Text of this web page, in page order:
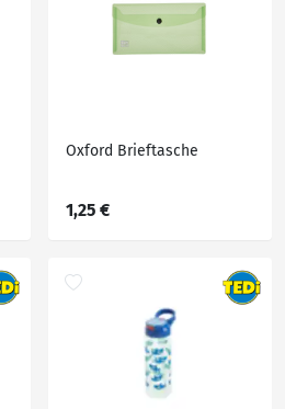
Oxford Brieftasche
1,25 €